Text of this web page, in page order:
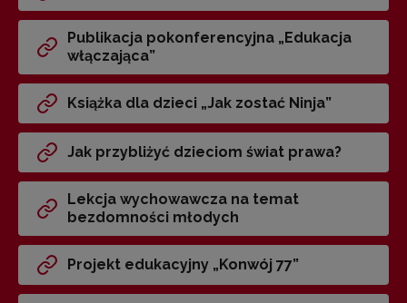
Publikacja pokonferencyjna „Edukacja
włączająca”
Książka dla dzieci „Jak zostać Ninja”
Jak przybliżyć dzieciom świat prawa?
Lekcja wychowawcza na temat
bezdomności młodych
Projekt edukacyjny „Konwój 77”